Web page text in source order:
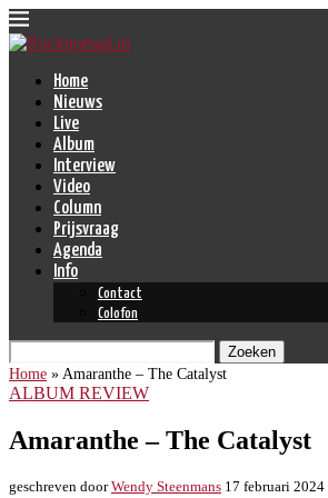
Home
Nieuws
Live
Album
Interview
Video
Column
Prijsvraag
Agenda
Info
Contact
Colofon
Zoeken
Home » Amaranthe – The Catalyst
ALBUM REVIEW
Amaranthe – The Catalyst
geschreven doorWendy Steenmans 17 februari 2024